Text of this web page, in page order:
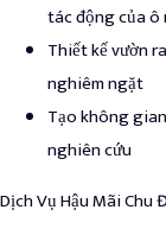
tác động của
Thiết kế vườn
nghiêm ngặt
Tạo không
nghiên cứu
Dịch Vụ Hậu Mãi Chu